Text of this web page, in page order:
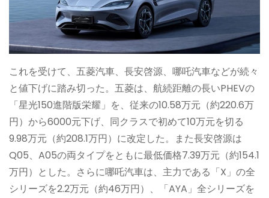
これを受けて、五菱汽車、長安啓源、哪吒汽車などが続々
と値下げに踏み切った。五菱は、航続距離の長いPHEVの
「星光150進階版栄耀」を、従来の10.58万元（約220.6万
円）から6000元下げ、同クラスで初めて10万元を切る
9.98万元（約208.1万円）に改定した。また長安啓源は
Q05、A05の両タイプをともに最低価格7.39万元（約154.1
万円）とした。さらに哪吒汽車は、主力である「X」の全
シリーズを2.2万元（約46万円）、「AYA」全シリーズを